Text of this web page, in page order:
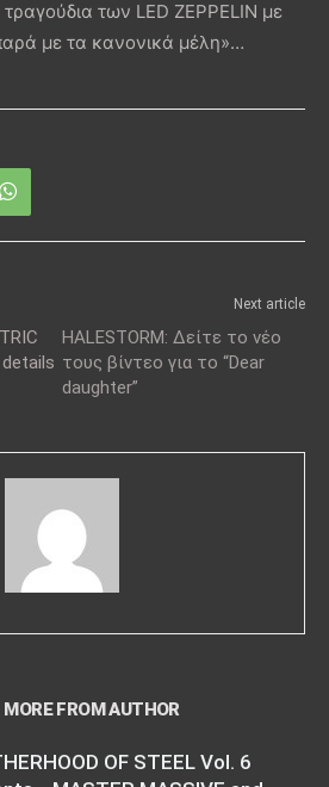
των LED ZEPPELIN με
με τα κανονικά μέλη»…
Next article
HALESTORM: Δείτε το νέο
τους βίντεο για το “Dear
daughter”
MORE FROM AUTHOR
OF STEEL Vol. 6